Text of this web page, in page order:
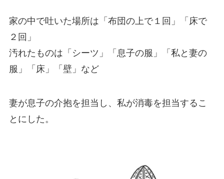
家の中で吐いた場所は「布団の上で１回」「床で
２回」
汚れたものは「シーツ」「息子の服」「私と妻の
服」「床」「壁」など
妻が息子の介抱を担当し、私が消毒を担当するこ
とにした。